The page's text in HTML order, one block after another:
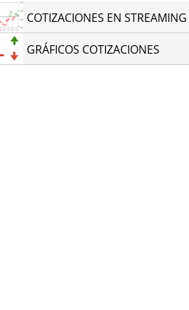
COTIZACIONES EN STREAMING
GRÁFICOS COTIZACIONES